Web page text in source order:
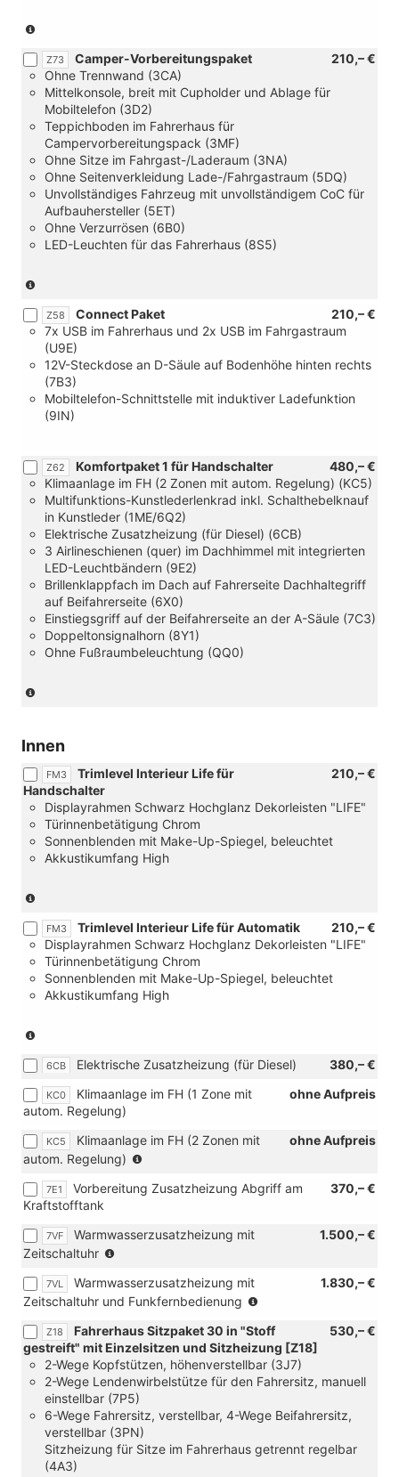
Spurhalte-
und
Spurwechselassistent
"Side
Assist"
mit
Rangierbremsfunktion
und
Ausstiegswarnung
und
[8T6]
Automatische
GRA
und
intellig.
Geschwindigkeitsassistent
und
[1AF]
Elektronisches
und
elektromechan.
Bremskraftverstärker
und
[QR9]
Verkehrszeichenerkennung
und
Falschfahrwarnung
und
[6XE]
Außenspiegel
elektrisch
Verbindung
mit
[1ME]
Multifunktions-
Kunstlederlenkrad
und
[79D]
Spurwechselassistent
"Side
Assist"
mit
Spurhalteassistent,
und
[8T7]
Automatische
Distanzregelung
ACC
stop&go
mit
intellig.
Geschwindigkeitsassistent
und
[1AF]
Elektronisches
Stabilisierungsprogramm
ESP
und
elektromechan.
Bremskraftverstärker
und
[QR9]
Außenspiegel
elektrisch
einstell-,
beheiz-
und
anklappbar)
Z73 210,– €
Camper-Vorbereitungspaket
Ohne Trennwand (3CA)
Mittelkonsole, breit mit Cupholder und Ablage für
Mobiltelefon (3D2)
Teppichboden im Fahrerhaus für
Campervorbereitungspack (3MF)
Ohne Sitze im Fahrgast-/Laderaum (3NA)
Ohne Seitenverkleidung Lade-/Fahrgastraum (5DQ)
Unvollständiges Fahrzeug mit unvollständigem CoC für
Aufbauhersteller (5ET)
Ohne Verzurrösen (6B0)
LED-Leuchten für das Fahrerhaus (8S5)
[Z22]
Fahrerhaus
Sitzpaket
und
[9AB]
Klimaanalge
man.
Regelung)
nur
in
Verbindung
mit
[Z48]
oder
[Z50]
oder
[Z49]
oder
Einzelsitzen
(drehbar)
und
Sitzheizung
und
[YAA]
Steuerung
Sitzpaket
[8FF]
2.
Batterie
und
[IA1]
Standard
an
der
Mittelkonsole
[KC0]
Klimaanlage
im
Fahrerhaus
(1
Zone
mit
Regelung)
[6NZ]
Formhimmel
[U9A]
2x
USB
im
Fahrerhaus
oder
[U9D]
7x
Z58 210,– €
Connect Paket
7x USB im Fahrerhaus und 2x USB im Fahrgastraum
(U9E)
12V-Steckdose an D-Säule auf Bodenhöhe hinten rechts
(7B3)
Mobiltelefon-Schnittstelle mit induktiver Ladefunktion
(9IN)
Z62 480,– €
Komfortpaket 1 für Handschalter
Klimaanlage im FH (2 Zonen mit autom. Regelung) (KC5)
Multifunktions-Kunstlederlenkrad inkl. Schalthebelknauf
in Kunstleder (1ME/6Q2)
Elektrische Zusatzheizung (für Diesel) (6CB)
3 Airlineschienen (quer) im Dachhimmel mit integrierten
LED-Leuchtbändern (9E2)
Brillenklappfach im Dach auf Fahrerseite Dachhaltegriff
auf Beifahrerseite (6X0)
Einstiegsgriff auf der Beifahrerseite an der A-Säule (7C3)
Doppeltonsignalhorn (8Y1)
Ohne Fußraumbeleuchtung (QQ0)
mit
Innen
FM3 210,– €
Trimlevel Interieur Life für
Handschalter
Displayrahmen Schwarz Hochglanz Dekorleisten "LIFE"
Türinnenbetätigung Chrom
Sonnenblenden mit Make-Up-Spiegel, beleuchtet
Akkustikumfang High
Verbindung
mit
[1ME/6Q2]
Multifunktions-
Kunstlederlenkrad
Kunstleder
Handschalter
und
[7M4]
Einstiegleiste
vorn
Kunststoff,
in
beleuchtet
und
Handschuhfach
mit
Klappe
und
mindesten
[Z22]
Fahrerhaus
Sitzpaket
2
in
"Stoff
FM3 210,– €
Trimlevel Interieur Life für Automatik
Displayrahmen Schwarz Hochglanz Dekorleisten "LIFE"
Türinnenbetätigung Chrom
Sonnenblenden mit Make-Up-Spiegel, beleuchtet
Akkustikumfang High
Verbindung
mit
[1ME]
Multifunktions-
Kunstlederlenkrad
für
Automatik
und
[7M4]
vorn
Kunststoff,
Schwarz,
beleuchtet
und
[4Z2]
Handschuhfach
mit
abschließbarer
Klappe
und
Mindesten
und
[Z22]
6CB 380,– €
Elektrische Zusatzheizung (für Diesel)
KC0 ohne Aufpreis
Klimaanlage im FH (1 Zone mit
autom. Regelung)
KC5 ohne Aufpreis
Klimaanlage im FH (2 Zonen mit
autom. Regelung)
nur
mit
Elektrische
Zusatzheizung)
7E1 370,– €
Vorbereitung Zusatzheizung Abgriff am
Kraftstofftank
7VF 1.500,– €
Warmwasserzusatzheizung mit
Zeitschaltuhr
Verbindung
mit
2.
Batterie
(80
Ah,
AGM)
oder
[8FF+J0B]
2.
7VL 1.830,– €
Warmwasserzusatzheizung mit
Zeitschaltuhr und Funkfernbedienung
Verbindung
mit
[8FB]
2.
(80
AGM)
Z18 530,– €
Fahrerhaus Sitzpaket 30 in "Stoff
gestreift" mit Einzelsitzen und Sitzheizung [Z18]
2-Wege Kopfstützen, höhenverstellbar (3J7)
2-Wege Lendenwirbelstütze für den Fahrersitz, manuell
einstellbar (7P5)
6-Wege Fahrersitz, verstellbar, 4-Wege Beifahrersitz,
verstellbar (3PN)
Sitzheizung für Sitze im Fahrerhaus getrennt regelbar
(4A3)